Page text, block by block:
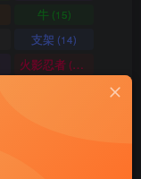
牛(15)
支架 (14)
火影忍者 (13)